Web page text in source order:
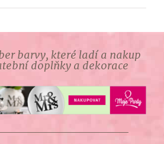
barvy, které ladí a nakup
doplňky a dekorace